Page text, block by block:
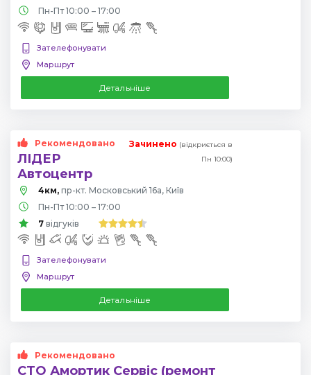
Пн-Пт 10:00 – 17:00
Зателефонувати
Маршрут
Детальніше
Рекомендовано
ЛІДЕР
Автоцентр
Зачинено (відкриється в
Пн 10:00)
4км, пр-кт. Московський 16а, Київ
Пн-Пт 10:00 – 17:00
7 відгуків
Зателефонувати
Маршрут
Детальніше
Рекомендовано
СТО Амортик Сервіс (ремонт